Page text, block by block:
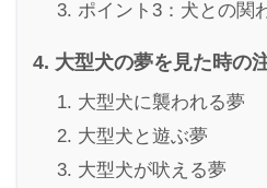
ポイント3：犬との関
大型犬の夢を見た時の
大型犬に襲われる夢
大型犬と遊ぶ夢
大型犬が吠える夢